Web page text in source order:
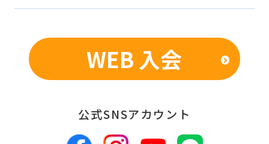
fully
understand
this
before
the
WEB 入会
公式SNSアカウント